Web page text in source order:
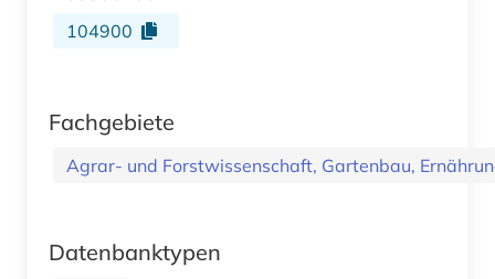
104900
Fachgebiete
Agrar- und Forstwissenschaft, Gartenbau,
Datenbanktypen